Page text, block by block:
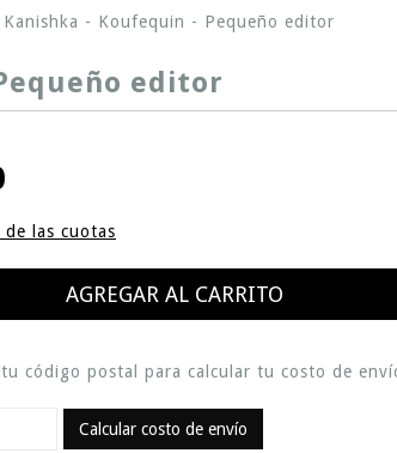
- Koufequin - Pequeño editor
editor
las cuotas
código postal para calcular tu costo de
Calcular costo de envío